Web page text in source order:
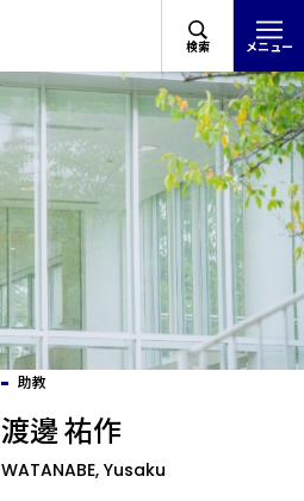
検索 メニュー
助教
渡邊 祐作
WATANABE, Yusaku